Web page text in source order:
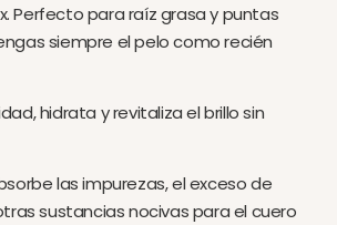
Perfecto para raíz grasa y puntas
siempre el pelo como recién
hidrata y revitaliza el brillo sin
las impurezas, el exceso de
sustancias nocivas para el cuero